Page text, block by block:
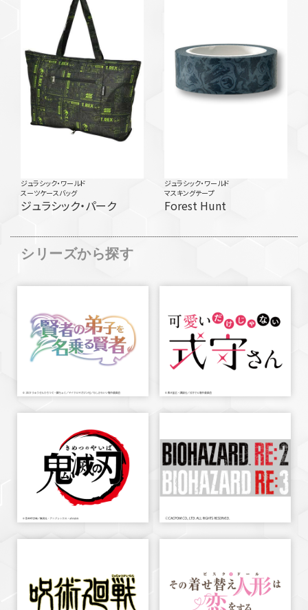
ジュラシック・ワールド
スーツケースバッグ
ジュラシック・パーク
ジュラシック・ワールド
マスキングテープ
Forest Hunt
シリーズから探す